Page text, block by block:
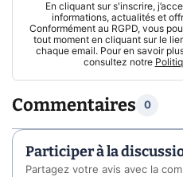
En cliquant sur s'inscrire,
informations, actualités et
Conformément au RGPD, vous
tout moment en cliquant sur le
chaque email. Pour en savoir
consultez notre
Commentaires 0
Participer à la
Partagez votre avis avec la